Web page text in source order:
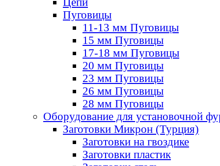
Пуговицы
11-13 мм Пуговицы
15 мм Пуговицы
17-18 мм Пуговицы
20 мм Пуговицы
23 мм Пуговицы
26 мм Пуговицы
28 мм Пуговицы
Оборудование для установочной
Заготовки Микрон (Турция)
Заготовки на гвоздике
Заготовки пластик